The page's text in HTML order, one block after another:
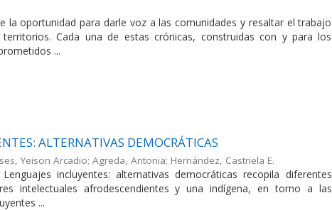
la oportunidad para darle voz a las comunidades y resaltar el trabajo
Cada una de estas crónicas, construidas con y para los
...
ALTERNATIVAS DEMOCRÁTICAS
Yeison Arcadio;Agreda, Antonia; Hernández, Castriela E.
incluyentes: alternativas democráticas recopila diferentes
intelectuales afrodescendientes y una indígena, en torno a las
...